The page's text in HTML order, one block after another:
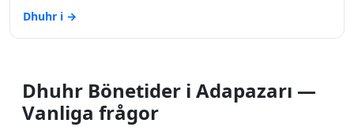
Dhuhr i →
Dhuhr Bönetider i Adapazarı —
Vanliga frågor